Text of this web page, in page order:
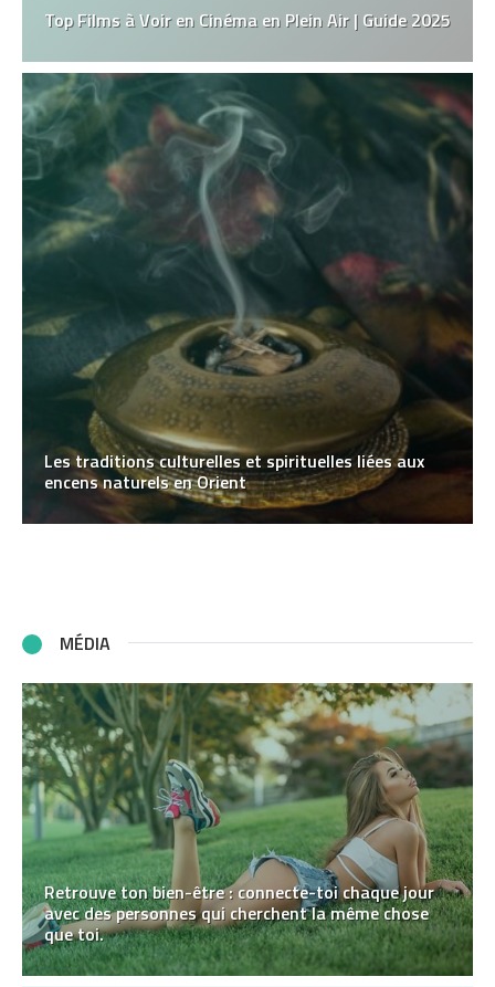
Top Films à Voir en Cinéma en Plein Air | Guide 2025
Les traditions culturelles et spirituelles liées aux
encens naturels en Orient
MÉDIA
Retrouve ton bien-être : connecte-toi chaque jour
avec des personnes qui cherchent la même chose
que toi.